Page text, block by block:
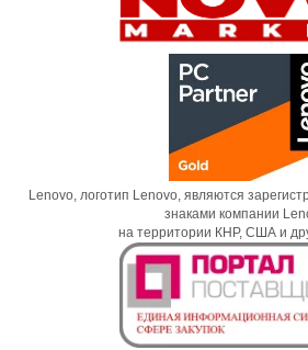
Lenovo, логотип Lenovo, являются
знаками компании
на территории КНР, США и